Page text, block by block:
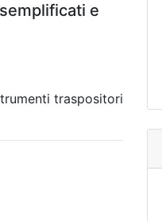
e
traspositori